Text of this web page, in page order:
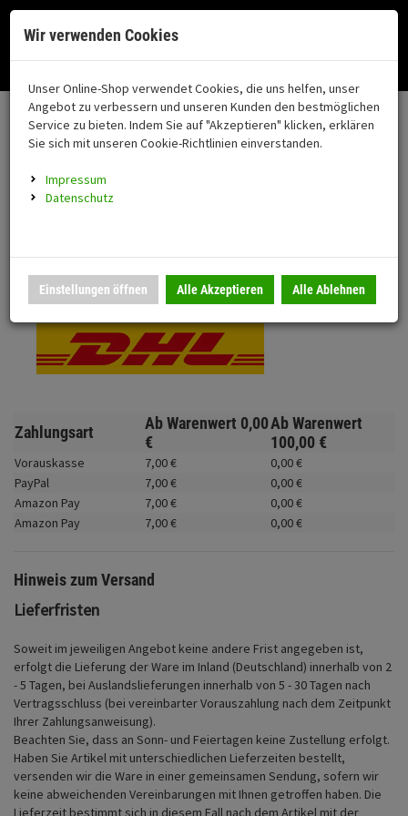
Fahrzeugteile
Alle Kategorien
FAHRZEUGTEILE
Montageständer
Beleuchtung
Fahrwerk
Zubehör
Merchandise
Neuheiten
coming soon
Anmelden | Registrieren Merkzettel
Ihr Warenkorb ist momentan leer.
Ergebnisse () Fertig
Nutzung unserer Dienste erklären Sie sich damit einverstanden!
Okay Datenschutz
Menü
Motorrad auswählen
Versand & Lieferung
Bitte wählen Sie Ihr Lieferland.
DHL National
Zahlungsart Ab Warenwert 0,00
€
Ab Warenwert
100,00 €
Vorauskasse 7,00€ 0,00€
PayPal
7,00€ 0,00€
Amazon Pay
7,00€ 0,00€
Amazon Pay
7,00€ 0,00€
Hinweis zum Versand
Lieferfristen
Soweit im jeweiligen Angebot keine andere Frist angegeben ist,
erfolgt die Lieferung der Ware im Inland (Deutschland) innerhalb von 2
- 5 Tagen, bei Auslandslieferungen innerhalb von 5 - 30 Tagen nach
Vertragsschluss (bei vereinbarter Vorauszahlung nach dem Zeitpunkt
Ihrer Zahlungsanweisung).
Beachten Sie, dass an Sonn- und Feiertagen keine Zustellung erfolgt.
Haben Sie Artikel mit unterschiedlichen Lieferzeiten bestellt,
versenden wir die Ware in einer gemeinsamen Sendung, sofern wir
keine abweichenden Vereinbarungen mit Ihnen getroffen haben. Die
Lieferzeit bestimmt sich in diesem Fall nach dem Artikel mit der
Wir verwenden Cookies
Unser Online-Shop verwendet Cookies, die uns helfen, unser
Angebot zu verbessern und unseren Kunden den bestmöglichen
Service zu bieten. Indem Sie auf "Akzeptieren" klicken, erklären
Sie sich mit unseren Cookie-Richtlinien einverstanden.
Impressum
Datenschutz
Einstellungen öffnen Alle Akzeptieren Alle Ablehnen